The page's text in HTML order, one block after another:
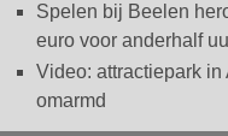
Spelen bij Beelen
euro voor anderhalf
Video: attractiepark
omarmd